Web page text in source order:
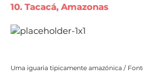
10. Tacacá, Amazonas
Uma iguaria tipicamente amazónica /